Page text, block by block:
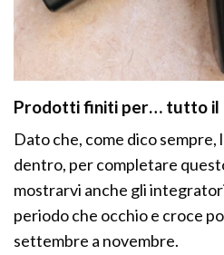
Prodotti finiti per… tutto il
Dato che, come dico sempre,
dentro, per completare
mostrarvi anche gli
periodo che occhio e croce
settembre a novembre.